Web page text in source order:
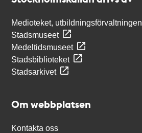
Medioteket, utbildningsförvaltningen
Stadsmuseet
Medeltidsmuseet
Stadsbiblioteket
Stadsarkivet
Om webbplatsen
Kontakta oss